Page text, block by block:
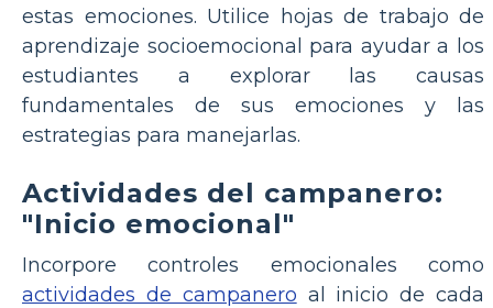
estas emociones. Utilice hojas de trabajo de
aprendizaje socioemocional para ayudar a los
estudiantes a explorar las causas
fundamentales de sus emociones y las
estrategias para manejarlas.
Actividades del campanero:
"Inicio emocional"
Incorpore controles emocionales como
actividades de campanero al inicio de cada